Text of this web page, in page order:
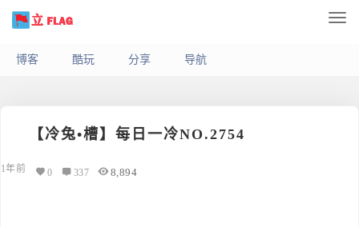
博客 酷玩 分享 导航
【冷兔•槽】每日一冷NO.2754
1年前 0 337 8,894